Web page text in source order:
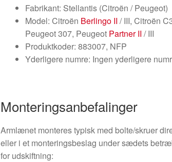
Fabrikant: Stellantis (Citroën / Peugeot)
Model: Citroën Berlingo II / III, Citroën
Peugeot 307, Peugeot Partner II / III
Produktkoder: 883007, NFP
Yderligere numre: Ingen yderligere
Monteringsanbefalinger
Armlænet monteres typisk med bolte/skruer
eller i et monteringsbeslag under sædets
for udskiftning: